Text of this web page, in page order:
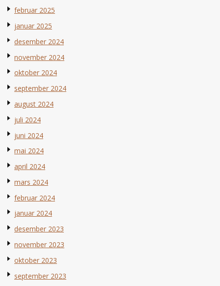
februar 2025
januar 2025
desember 2024
november 2024
oktober 2024
september 2024
august 2024
juli 2024
juni 2024
mai 2024
april 2024
mars 2024
februar 2024
januar 2024
desember 2023
november 2023
oktober 2023
september 2023